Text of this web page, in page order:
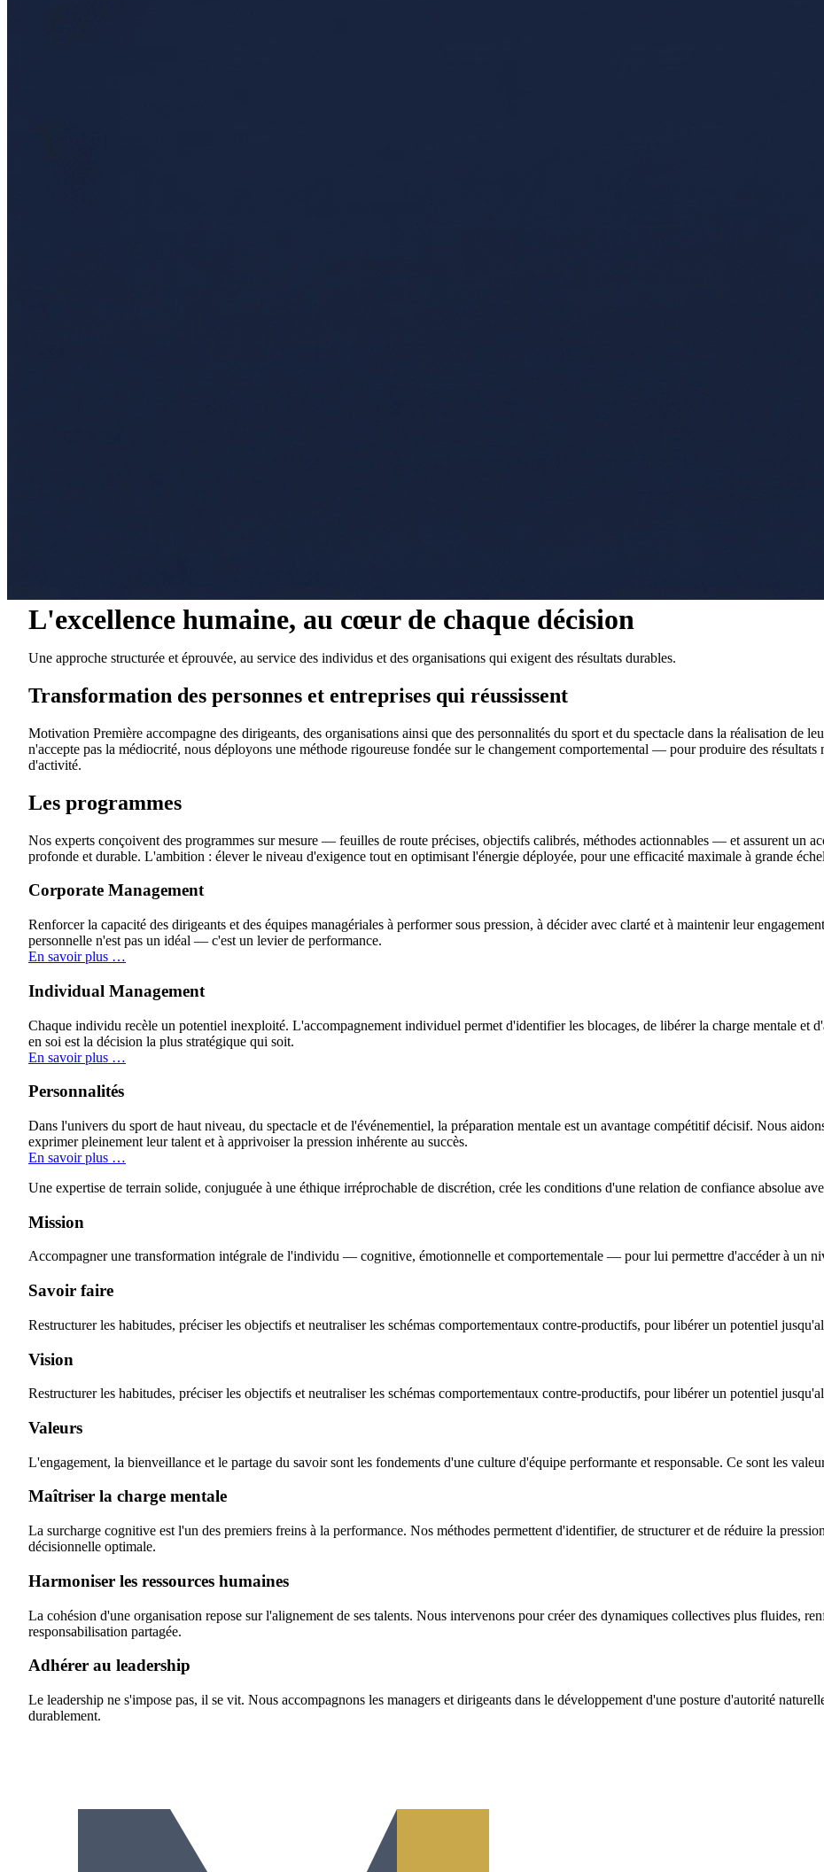
L'excellence humaine, au cœur de chaque décision
Une approche structurée et éprouvée, au service des individus et des organisations qui exigent des résultats durables.
Transformation des personnes et entreprises qui réussissent
Motivation Première accompagne des dirigeants, des organisations ainsi que des personnalités du sport et du spectacle dans la réalisation de
n'accepte pas la médiocrité, nous déployons une méthode rigoureuse fondée sur le changement comportemental — pour produire des résultats
d'activité.
Les programmes
Nos experts conçoivent des programmes sur mesure — feuilles de route précises, objectifs calibrés, méthodes actionnables — et assurent un
profonde et durable. L'ambition : élever le niveau d'exigence tout en optimisant l'énergie déployée, pour une efficacité maximale à grande
Corporate Management
Renforcer la capacité des dirigeants et des équipes managériales à performer sous pression, à décider avec clarté et à maintenir leur
personnelle n'est pas un idéal — c'est un levier de performance.
En savoir plus …
Individual Management
Chaque individu recèle un potentiel inexploité. L'accompagnement individuel permet d'identifier les blocages, de libérer la charge mentale et
en soi est la décision la plus stratégique qui soit.
En savoir plus …
Personnalités
Dans l'univers du sport de haut niveau, du spectacle et de l'événementiel, la préparation mentale est un avantage compétitif décisif. Nous
exprimer pleinement leur talent et à apprivoiser la pression inhérente au succès.
En savoir plus …
Une expertise de terrain solide, conjuguée à une éthique irréprochable de discrétion, crée les conditions d'une relation de confiance absolue
Mission
Accompagner une transformation intégrale de l'individu — cognitive, émotionnelle et comportementale — pour lui permettre d'accéder à un
Savoir faire
Restructurer les habitudes, préciser les objectifs et neutraliser les schémas comportementaux contre-productifs, pour libérer un potentiel
Vision
Restructurer les habitudes, préciser les objectifs et neutraliser les schémas comportementaux contre-productifs, pour libérer un potentiel
Valeurs
L'engagement, la bienveillance et le partage du savoir sont les fondements d'une culture d'équipe performante et responsable. Ce sont les
Maîtriser la charge mentale
La surcharge cognitive est l'un des premiers freins à la performance. Nos méthodes permettent d'identifier, de structurer et de réduire la
décisionnelle optimale.
Harmoniser les ressources humaines
La cohésion d'une organisation repose sur l'alignement de ses talents. Nous intervenons pour créer des dynamiques collectives plus fluides,
responsabilisation partagée.
Adhérer au leadership
Le leadership ne s'impose pas, il se vit. Nous accompagnons les managers et dirigeants dans le développement d'une posture d'autorité
durablement.